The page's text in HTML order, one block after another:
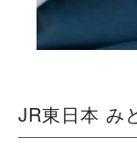
JR東日本 み